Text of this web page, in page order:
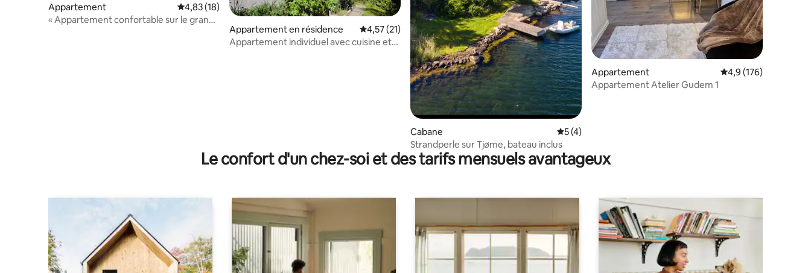
Appartement Évaluation moyenne sur la base de 18 commentaires : 4,83 sur 5
4,83 (18)
« Appartement confortable sur le grand
Appartement en résidence Évaluation moyenne sur la base de 21 commentaires : 4,57 sur 5
4,57 (21)
Appartement individuel avec cuisine et
Cabane Évaluation moyenne sur la base de 4 commentaires : 5 sur 5
5 (4)
Strandperle sur Tjøme, bateau inclus
Appartement Évaluation moyenne
4,9 (176)
Appartement Atelier Gudem 1
Le confort d'un chez-soi et des tarifs mensuels avantageux